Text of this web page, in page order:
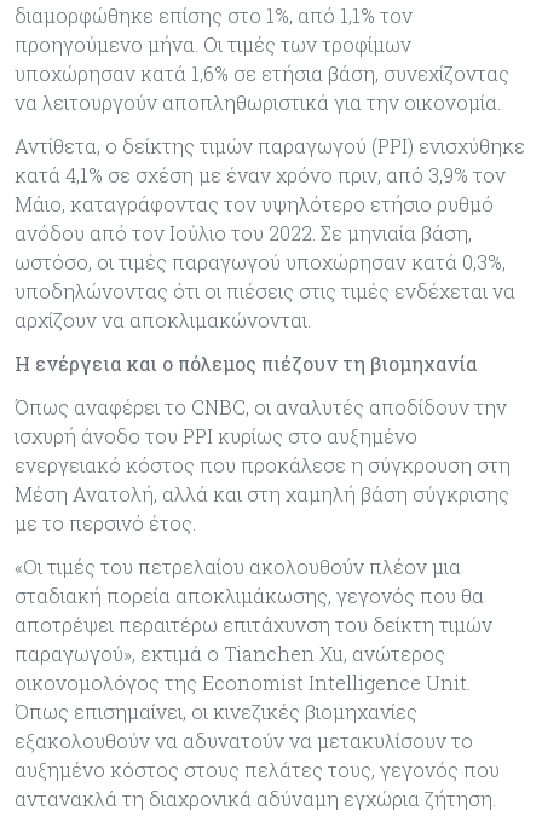
διαμορφώθηκε επίσης στο 1%, από 1,1% τον
προηγούμενο μήνα. Οι τιμές των τροφίμων
υποχώρησαν κατά 1,6% σε ετήσια βάση, συνεχίζοντας
να λειτουργούν αποπληθωριστικά για την οικονομία.
Αντίθετα, ο δείκτης τιμών παραγωγού (PPI) ενισχύθηκε
κατά 4,1% σε σχέση με έναν χρόνο πριν, από 3,9% τον
Μάιο, καταγράφοντας τον υψηλότερο ετήσιο ρυθμό
ανόδου από τον Ιούλιο του 2022. Σε μηνιαία βάση,
ωστόσο, οι τιμές παραγωγού υποχώρησαν κατά 0,3%,
υποδηλώνοντας ότι οι πιέσεις στις τιμές ενδέχεται να
αρχίζουν να αποκλιμακώνονται.
Η ενέργεια και ο πόλεμος πιέζουν τη βιομηχανία
Όπως αναφέρει το CNBC, oι αναλυτές αποδίδουν την
ισχυρή άνοδο του PPI κυρίως στο αυξημένο
ενεργειακό κόστος που προκάλεσε η σύγκρουση στη
Μέση Ανατολή, αλλά και στη χαμηλή βάση σύγκρισης
με το περσινό έτος.
«Οι τιμές του πετρελαίου ακολουθούν πλέον μια
σταδιακή πορεία αποκλιμάκωσης, γεγονός που θα
αποτρέψει περαιτέρω επιτάχυνση του δείκτη τιμών
παραγωγού», εκτιμά ο Tianchen Xu, ανώτερος
οικονομολόγος της Economist Intelligence Unit.
Όπως επισημαίνει, οι κινεζικές βιομηχανίες
εξακολουθούν να αδυνατούν να μετακυλίσουν το
αυξημένο κόστος στους πελάτες τους, γεγονός που
αντανακλά τη διαχρονικά αδύναμη εγχώρια ζήτηση.